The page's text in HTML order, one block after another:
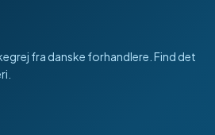
fra danske forhandlere. Find det